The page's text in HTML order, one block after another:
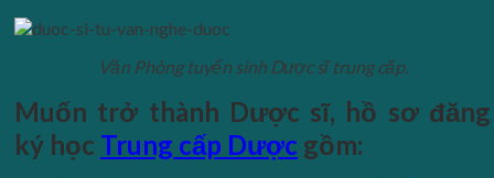
Văn Phòng tuyển sinh Dược sĩ trung cấp.
Muốn trở thành Dược sĩ, hồ sơ đăng
ký học Trung cấp Dược gồm: